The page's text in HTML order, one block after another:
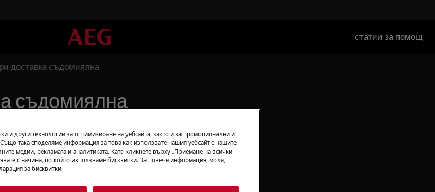
статии за помощ
доставка съдомиялна
съдомиялна
компоненти
и други технологии за оптимизиране на уебсайта, както и за промоционални и
така споделяме информация за това как използвате нашия уебсайт с нашите
медии, рекламата и аналитиката. Като кликнете върху „Приемане на всички
с начина, по който използваме бисквитки. За повече информация, моля,
за бисквитки.